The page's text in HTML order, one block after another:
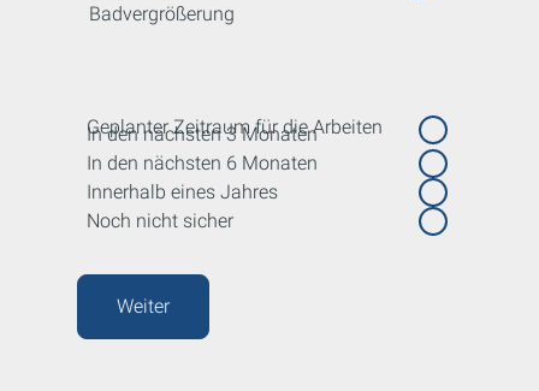
Badvergrößerung
Geplanter Zeitraum für die Arbeiten
In den nächsten 3 Monaten
In den nächsten 6 Monaten
Innerhalb eines Jahres
Noch nicht sicher
Weiter